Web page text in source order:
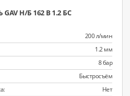
Н/Б 162 В 1.2 БС
200 л/мин
1.2 мм
8 бар
Быстросъём
Нет